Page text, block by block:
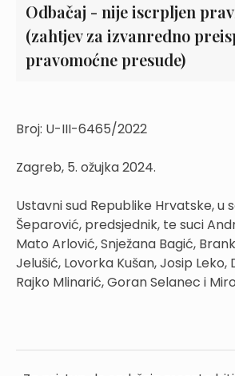
Odbačaj - nije iscrpljen
(zahtjev za izvanredno
pravomoćne presude)
Broj: U-III-6465/2022
Zagreb, 5. ožujka 2024.
Ustavni sud Republike Hrvatske, u
Šeparović, predsjednik, te suci
Mato Arlović, Snježana Bagić,
Jelušić, Lovorka Kušan, Josip
Rajko Mlinarić, Goran Selanec i